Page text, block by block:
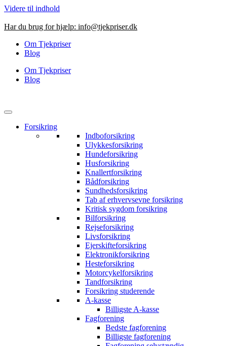
Videre til indhold
Har du brug for hjælp: info@tjekpriser.dk
Om Tjekpriser
Blog
Om Tjekpriser
Blog
Forsikring
Indboforsikring
Ulykkesforsikring
Hundeforsikring
Husforsikring
Knallertforsikring
Bådforsikring
Sundhedsforsikring
Tab af erhvervsevne forsikring
Kritisk sygdom forsikring
Bilforsikring
Rejseforsikring
Livsforsikring
Ejerskifteforsikring
Elektronikforsikring
Hesteforsikring
Motorcykelforsikring
Tandforsikring
Forsikring studerende
A-kasse
Billigste A-kasse
Fagforening
Bedste fagforening
Billigste fagforening